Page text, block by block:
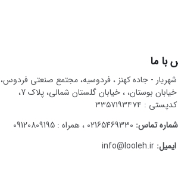
با ما
شهریار - جاده کهنز ، فردوسیه، مجتمع صنعتی فردوس،
خیابان بوستان، ، خیابان گلستان شمالی، پلاک 7،
کدپستی : ۳۳۵۷۱۹۳۴۷۴
شماره تماس: 02165469330 ، همراه : 09120809195
ایمیل: info@looleh.ir